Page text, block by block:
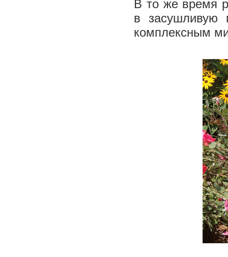
В то же время
в засушливую
комплексным